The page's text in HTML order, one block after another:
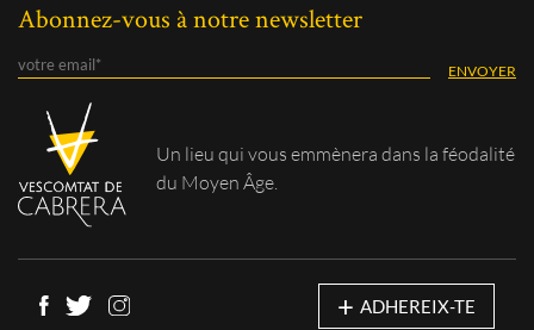
Abonnez-vous à notre newsletter
Un lieu qui vousemmènera dans la féodalité
du Moyen Âge.
+ ADHEREIX-TE